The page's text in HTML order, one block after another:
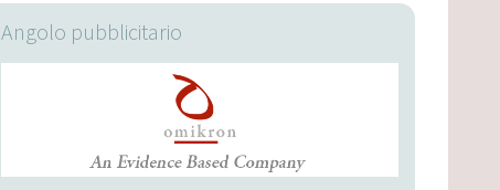
Angolo pubblicitario